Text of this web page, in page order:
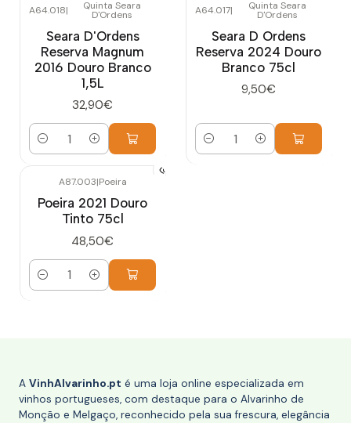
A64.018| Quinta Seara
D'Ordens
Seara D'Ordens
Reserva Magnum
2016 Douro Branco
1,5L
32,90€
Quantidade
A64.017| Quinta Seara
D'Ordens
Seara D Ordens
Reserva 2024 Douro
Branco 75cl
9,50€
Quantidade
A87.003|Poeira
Poeira 2021 Douro
Tinto 75cl
48,50€
Quantidade
A VinhAlvarinho.pt é uma loja online especializada em
vinhos portugueses, com destaque para o Alvarinho de
Monção e Melgaço, reconhecido pela sua frescura, elegância